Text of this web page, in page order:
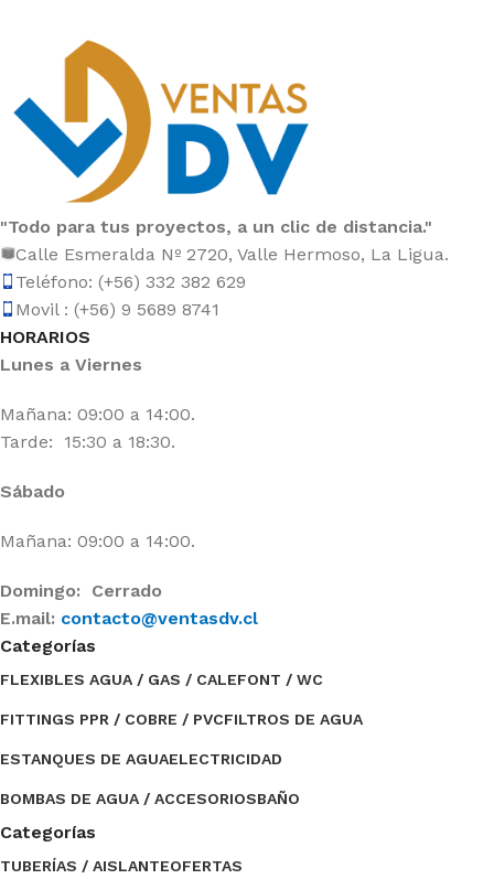
"Todo para tus proyectos, a un clic de distancia."
Calle Esmeralda Nº 2720, Valle Hermoso, La Ligua.
Teléfono: (+56) 332 382 629
Movil : (+56) 9 5689 8741
HORARIOS
Lunes a Viernes
Mañana: 09:00 a 14:00.
Tarde: 15:30 a 18:30.
Sábado
Mañana: 09:00 a 14:00.
Domingo: Cerrado
E.mail: contacto@ventasdv.cl
Categorías
FLEXIBLES AGUA / GAS / CALEFONT / WC
FITTINGS PPR / COBRE / PVCFILTROS DE AGUA
ESTANQUES DE AGUAELECTRICIDAD
BOMBAS DE AGUA / ACCESORIOSBAÑO
Categorías
TUBERÍAS / AISLANTEOFERTAS